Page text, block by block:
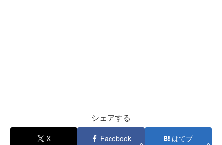
シェアする
X Facebook はてブ